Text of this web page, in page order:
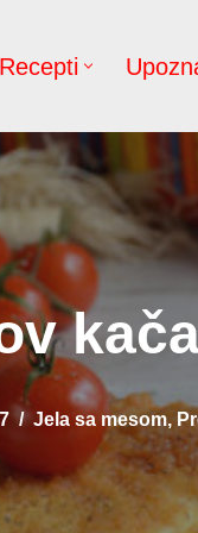
Recepti
Jela sa mesom,